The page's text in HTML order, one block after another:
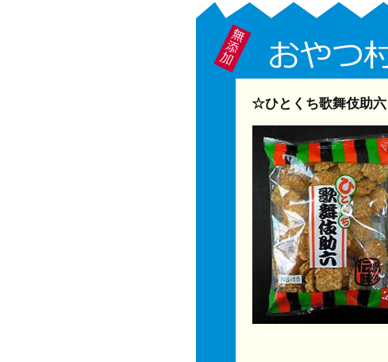
☆ひとくち歌舞伎助